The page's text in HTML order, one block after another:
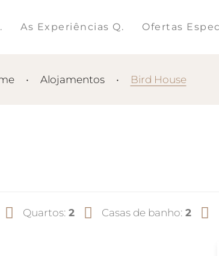
As Experiências Q. Ofertas
• Alojamentos • Bird House
Quartos: 2 Casas de banho: 2